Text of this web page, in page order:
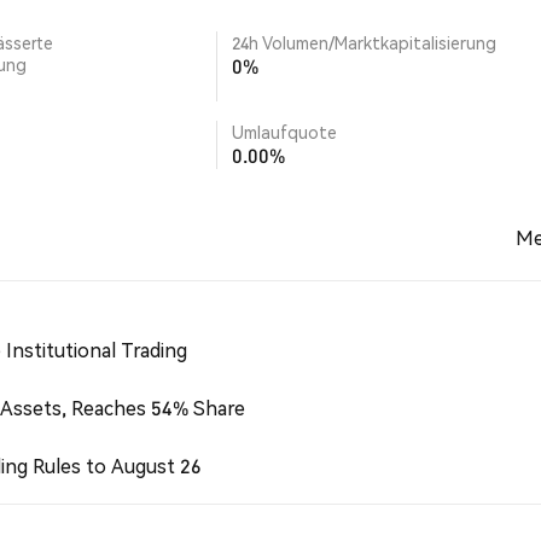
24h Volumen/Marktkapitalisierung
0%
Umlaufquote
0.00%
Institutional Trading
Reaches 54% Share
Rules to August 26